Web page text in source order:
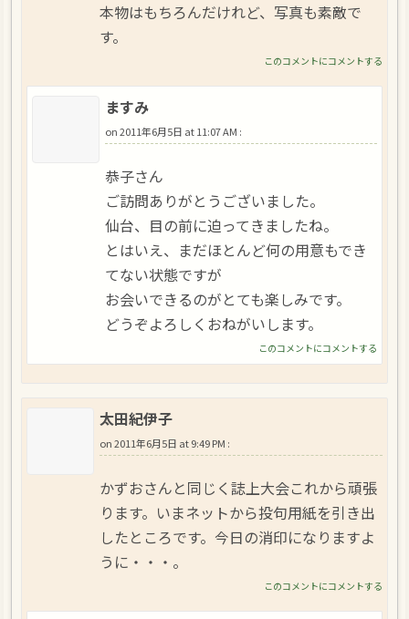
本物はもちろんだけれど、写真も素敵で
す。
このコメントにコメントする
ますみ
on2011年6月5日 at 11:07 AM :
恭子さん
ご訪問ありがとうございました。
仙台、目の前に迫ってきましたね。
とはいえ、まだほとんど何の用意もでき
てない状態ですが
お会いできるのがとても楽しみです。
どうぞよろしくおねがいします。
このコメントにコメントする
太田紀伊子
on2011年6月5日 at 9:49 PM :
かずおさんと同じく誌上大会これから頑張
ります。いまネットから投句用紙を引き出
したところです。今日の消印になりますよ
うに・・・。
このコメントにコメントする